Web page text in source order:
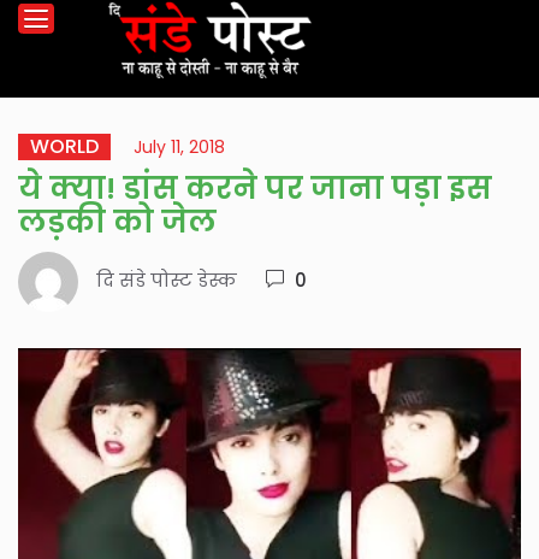
WORLD July 11, 2018
ये क्या! डांस करने पर जाना पड़ा इस
लड़की को जेल
दि संडे पोस्ट डेस्क 0